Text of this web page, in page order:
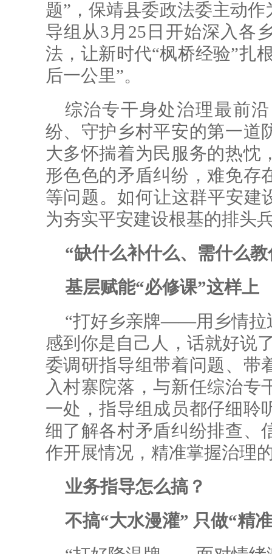
题”，保靖县委政法委主动
导组从3月25日开始深入各
法，让新时代“枫桥经验”扎
后一公里”。
综治专干身处治理最前
纷、守护乡村平安的第一道
大多怀揣着为民服务的热忱
形色色的矛盾纠纷，难免存
等问题。如何让这群平安建
为夯实平安建设根基的排头
“缺什么补什么、需什么教
基层赋能“必修课”这样上
“打好乡亲牌——用乡情拉
感到你是自己人，话就好
委调研指导组带着问题、带
入村寨院落，与新任综治专
一处，指导组成员都仔细聆
细了解各村矛盾纠纷排查、
作开展情况，精准掌握治理
业务指导怎么搞？
不搞“大水漫灌” 只做“精